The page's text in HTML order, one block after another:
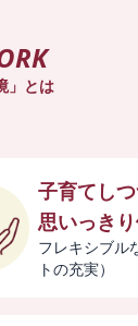
」とは
子育てし
思いっき
フレキシブル
トの充実）